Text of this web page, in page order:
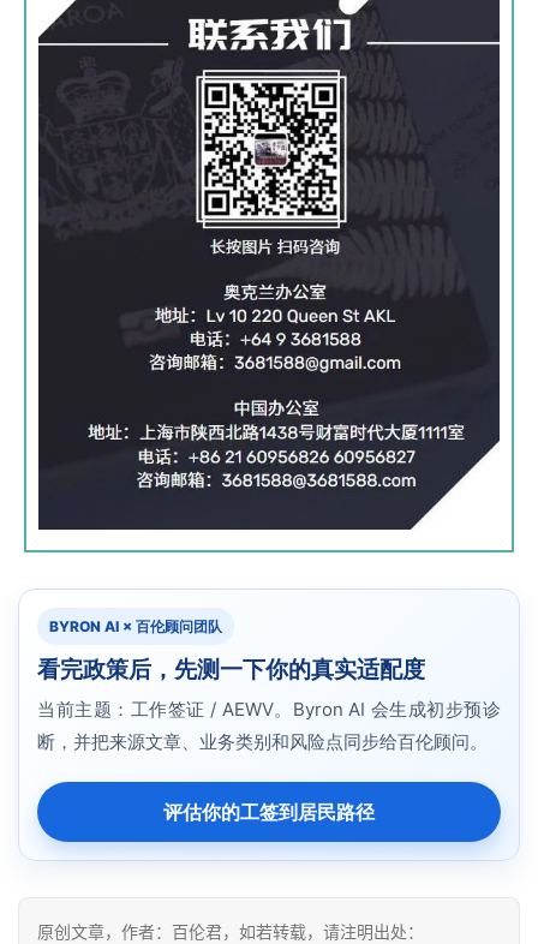
BYRON AI × 百伦顾问团队
看完政策后，先测一下你的真实适配度
当前主题：工作签证 / AEWV。Byron AI 会生成初步预诊
断，并把来源文章、业务类别和风险点同步给百伦顾问。
评估你的工签到居民路径
原创文章，作者：百伦君，如若转载，请注明出处：